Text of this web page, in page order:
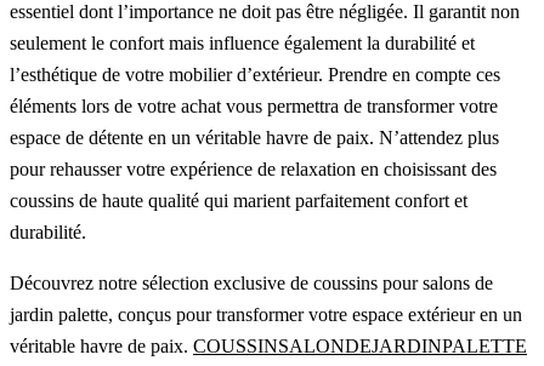
essentiel dont l’importance ne doit pas être négligée. Il garantit non
seulement le confort mais influence également la durabilité et
l’esthétique de votre mobilier d’extérieur. Prendre en compte ces
éléments lors de votre achat vous permettra de transformer votre
espace de détente en un véritable havre de paix. N’attendez plus
pour rehausser votre expérience de relaxation en choisissant des
coussins de haute qualité qui marient parfaitement confort et
durabilité.
Découvrez notre sélection exclusive de coussins pour salons de
jardin palette, conçus pour transformer votre espace extérieur en un
véritable havre de paix. COUSSINSALONDEJARDINPALETTE